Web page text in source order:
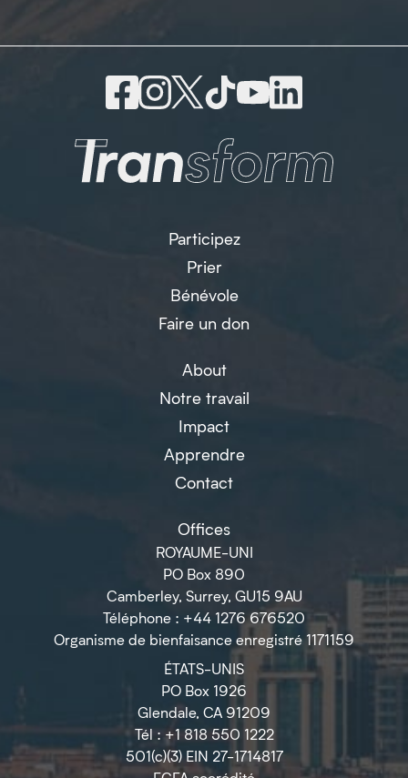
Participez
Prier
Bénévole
Faire un don
About
Notre travail
Impact
Apprendre
Contact
Offices
ROYAUME-UNI
PO Box 890
Camberley, Surrey, GU15 9AU
Téléphone : +44 1276 676520
Organisme de bienfaisance enregistré 1171159
ÉTATS-UNIS
PO Box 1926
Glendale, CA 91209
Tél : +1 818 550 1222
501(c)(3) EIN 27-1714817